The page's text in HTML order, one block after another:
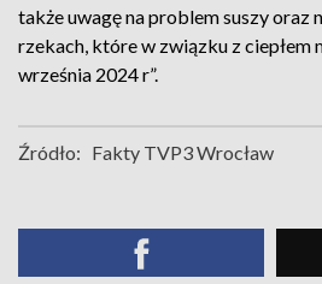
także uwagę na problem suszy oraz
rzekach, które w związku z ciepłem
września 2024 r”.
Źródło: Fakty TVP3 Wrocław